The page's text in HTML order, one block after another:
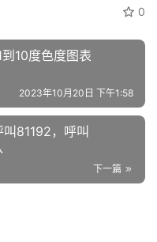
0
10度色度图表
2023年10月20日 下午1:58
81192，呼叫
下一篇